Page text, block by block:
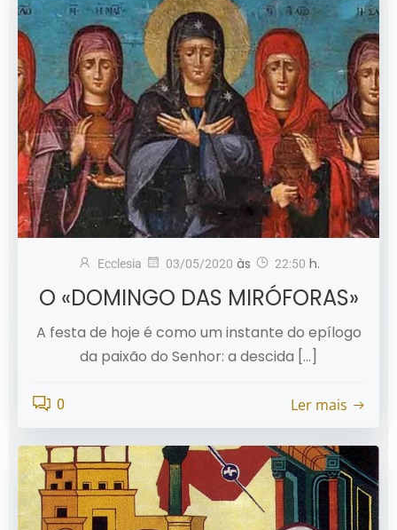
Ecclesia 03/05/2020 às 22:50 h.
O «DOMINGO DAS MIRÓFORAS»
A festa de hoje é como um instante do epílogo
da paixão do Senhor: a descida […]
0 Ler mais